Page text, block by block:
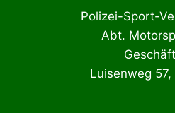
Polizei-Sport-
Abt.
Luisenweg